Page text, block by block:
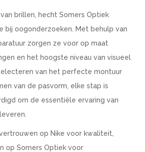
brillen, hecht Somers Optiek
bij oogonderzoeken. Met behulp van
zorgen ze voor op maat
en het hoogste niveau van visueel
van het perfecte montuur
van de pasvorm, elke stap is
om de essentiële ervaring van
op Nike voor kwaliteit,
op Somers Optiek voor